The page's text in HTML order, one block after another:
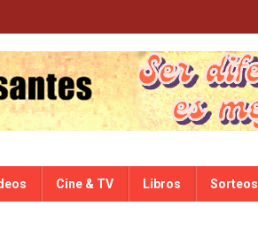
Cine & TV Libros Sorteos